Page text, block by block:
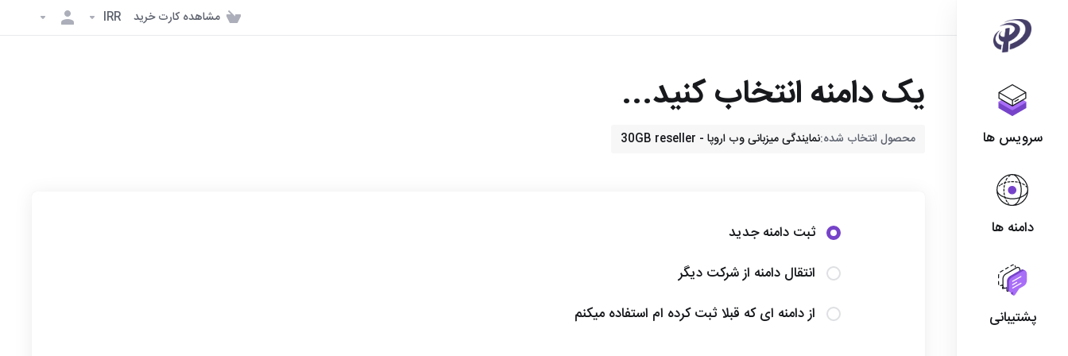
سرویس ها
دامنه ها
پشتیبانی
مشاهده کارت خرید IRR
یک دامنه انتخاب کنید...
محصول انتخاب شده:نمایندگی میزبانی وب اروپا - 30GB reseller
ثبت دامنه جدید
انتقال دامنه از شرکت دیگر
از دامنه ای که قبلا ثبت کرده ام استفاده میکنم